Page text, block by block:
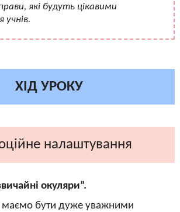
які будуть цікавими
учнів.
ХІД УРОКУ
налаштування
окуляри”.
маємо бути дуже уважними